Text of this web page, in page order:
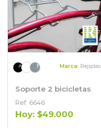
Marca: Rejiplas
Soporte 2 bicicletas
Ref: 6646
Hoy: $49.000